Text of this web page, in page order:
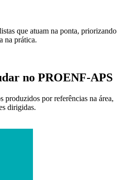
que atuam na ponta, priorizando
na prática.
no PROENF-APS
produzidos por referências na área,
dirigidas.